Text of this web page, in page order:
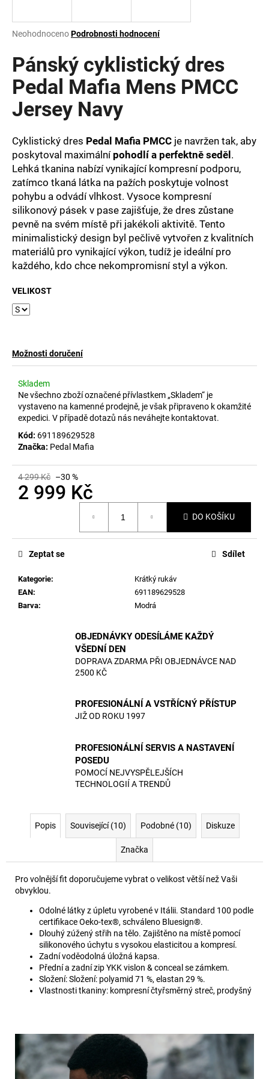
Průměrné
produktu
je
0,0
hvězdiček.
NeohodnocenoPodrobnosti hodnocení
Pánský cyklistický dres
Pedal Mafia Mens PMCC
Jersey Navy
Cyklistický dres Pedal Mafia PMCC je navržen tak, aby
poskytoval maximální pohodlí a perfektně seděl.
Lehká tkanina nabízí vynikající kompresní podporu,
zatímco tkaná látka na pažích poskytuje volnost
pohybu a odvádí vlhkost. Vysoce kompresní
silikonový pásek v pase zajišťuje, že dres zůstane
pevně na svém místě při jakékoli aktivitě. Tento
minimalistický design byl pečlivě vytvořen z kvalitních
materiálů pro vynikající výkon, tudíž je ideální pro
každého, kdo chce nekompromisní styl a výkon.
VELIKOST
Možnosti doručení
Skladem
Ne všechno zboží označené přívlastkem „Skladem“ je
vystaveno na kamenné prodejně, je však připraveno k okamžité
expedici. V případě dotazů nás neváhejte kontaktovat.
Kód: 691189629528
Značka: Pedal Mafia
4 299 Kč –30 %
2 999 Kč
DO KOŠÍKU
Kategorie:
Krátký rukáv
EAN:
691189629528
Barva: Modrá
Zeptat se Sdílet
OBJEDNÁVKY ODESÍLÁME KAŽDÝ
VŠEDNÍ DEN
DOPRAVA ZDARMA PŘI OBJEDNÁVCE NAD
2500 KČ
PROFESIONÁLNÍ A VSTŘÍCNÝ PŘÍSTUP
JIŽ OD ROKU 1997
PROFESIONÁLNÍ SERVIS A NASTAVENÍ
POSEDU
POMOCÍ NEJVYSPĚLEJŠÍCH
TECHNOLOGIÍ A TRENDŮ
Popis Související (10) Podobné (10) Diskuze
Značka
Pro volnější fit doporučujeme vybrat o velikost větší než Vaši
obvyklou.
Odolné látky z úpletu vyrobené v Itálii. Standard 100 podle
certifikace Oeko-tex®, schváleno Bluesign®.
Dlouhý zúžený střih na tělo. Zajištěno na místě pomocí
silikonového úchytu s vysokou elasticitou a kompresí.
Zadní voděodolná úložná kapsa.
Přední a zadní zip YKK vislon & conceal se zámkem.
Složení: Složení: polyamid 71 %, elastan 29 %.
Vlastnosti tkaniny: kompresní čtyřsměrný streč, prodyšný
j
t
?
HLEDAT
D
o
p
o
r
u
č
u
j
e